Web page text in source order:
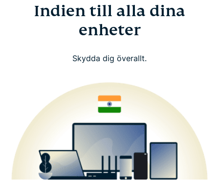
Indien till alla dina
enheter
Skydda dig överallt.